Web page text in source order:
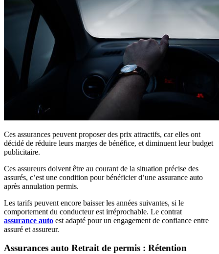
Ces assurances peuvent proposer des prix attractifs, car elles ont
décidé de réduire leurs marges de bénéfice, et diminuent leur budget
publicitaire.
Ces assureurs doivent être au courant de la situation précise des
assurés, c’est une condition pour bénéficier d’une assurance auto
après annulation permis.
Les tarifs peuvent encore baisser les années suivantes, si le
comportement du conducteur est irréprochable. Le contrat
assurance auto est adapté pour un engagement de confiance entre
assuré et assureur.
Assurances auto Retrait de permis : Rétention